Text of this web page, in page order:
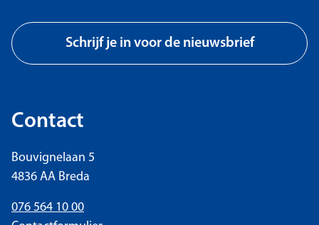
Schrijf je in voor de nieuwsbrief
Contact
Bouvignelaan 5
4836 AA Breda
076 564 10 00